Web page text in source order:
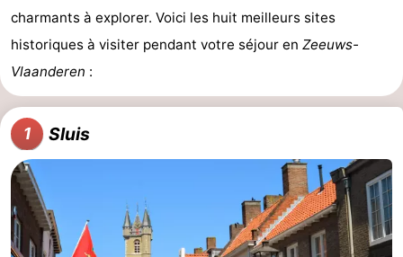
charmants à explorer. Voici les huit meilleurs sites
historiques à visiter pendant votre séjour en Zeeuws-
Vlaanderen :
1 Sluis